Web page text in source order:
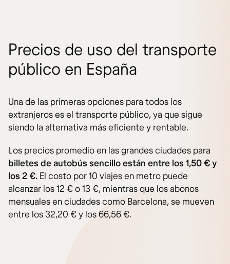
Precios de uso del transporte
público en España
Una de las primeras opciones para todos los
extranjeros es el transporte público, ya que sigue
siendo la alternativa más eficiente y rentable.
Los precios promedio en las grandes ciudades para
billetes de autobús sencillo están entre los 1,50 € y
los 2 €. El costo por 10 viajes en metro puede
alcanzar los 12 € o 13 €, mientras que los abonos
mensuales en ciudades como Barcelona, se mueven
entre los 32,20 € y los 66,56 €.